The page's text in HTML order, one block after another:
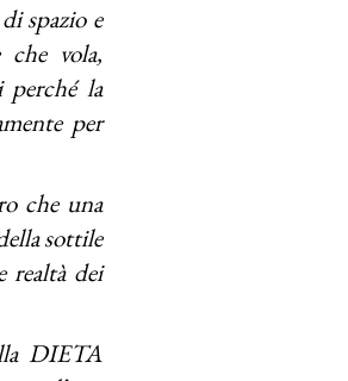
spazio e
vola,
perché la
per
che una
sottile
realtà dei
DIETA